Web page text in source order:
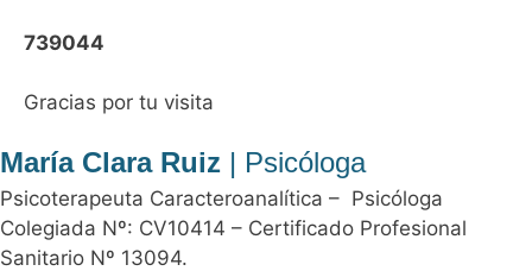
739044
Gracias por tu visita
María Clara Ruiz | Psicóloga
Psicoterapeuta Caracteroanalítica – Psicóloga
Colegiada Nº: CV10414 – Certificado Profesional
Sanitario Nº 13094.